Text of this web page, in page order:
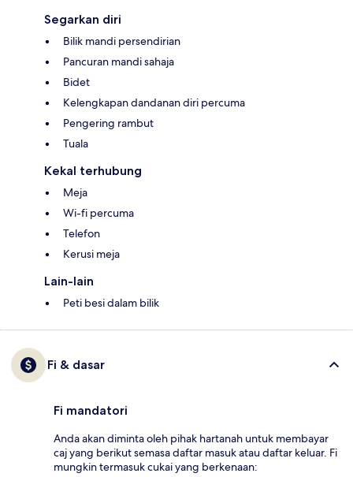
Segarkan diri
Bilik mandi persendirian
Pancuran mandi sahaja
Bidet
Kelengkapan dandanan diri percuma
Pengering rambut
Tuala
Kekal terhubung
Meja
Wi-fi percuma
Telefon
Kerusi meja
Lain-lain
Peti besi dalam bilik
Fi & dasar
Fi mandatori
Anda akan diminta oleh pihak hartanah untuk membayar
caj yang berikut semasa daftar masuk atau daftar keluar. Fi
mungkin termasuk cukai yang berkenaan: